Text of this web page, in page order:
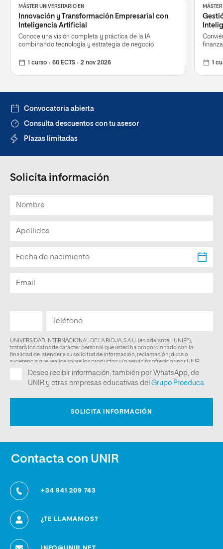
MÁSTER UNIVERSITARIO EN
Innovación y Transformación Empresarial con
Inteligencia Artificial
Conoce una visión completa y práctica de la IA
combinando tecnología y estrategia de negocio
1 curso 60 ECTS 2 nov 2026 1
Convocatoria abierta
Consulta descuentos con tu asesor
Plazas limitadas
Solicita información
Contacta con UNIR
+34 941 209 743
¿TE LLAMAMOS?